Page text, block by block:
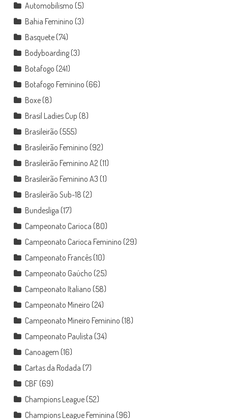
Automobilismo (5)
Bahia Feminino (3)
Basquete(74)
Bodyboarding(3)
Botafogo (241)
Botafogo Feminino (66)
Boxe(8)
Brasil Ladies Cup (8)
Brasileirão (555)
Brasileirão Feminino (92)
Brasileirão Feminino A2(11)
Brasileirão Feminino A3 (1)
Brasileirão Sub-18 (2)
Bundesliga (17)
Campeonato Carioca (80)
Campeonato Carioca Feminino (29)
Campeonato Francês(10)
Campeonato Gaúcho (25)
Campeonato Italiano (58)
Campeonato Mineiro (24)
Campeonato Mineiro Feminino (18)
Campeonato Paulista (34)
Canoagem (16)
Cartas da Rodada (7)
CBF(69)
Champions League(52)
Champions League Feminina (96)